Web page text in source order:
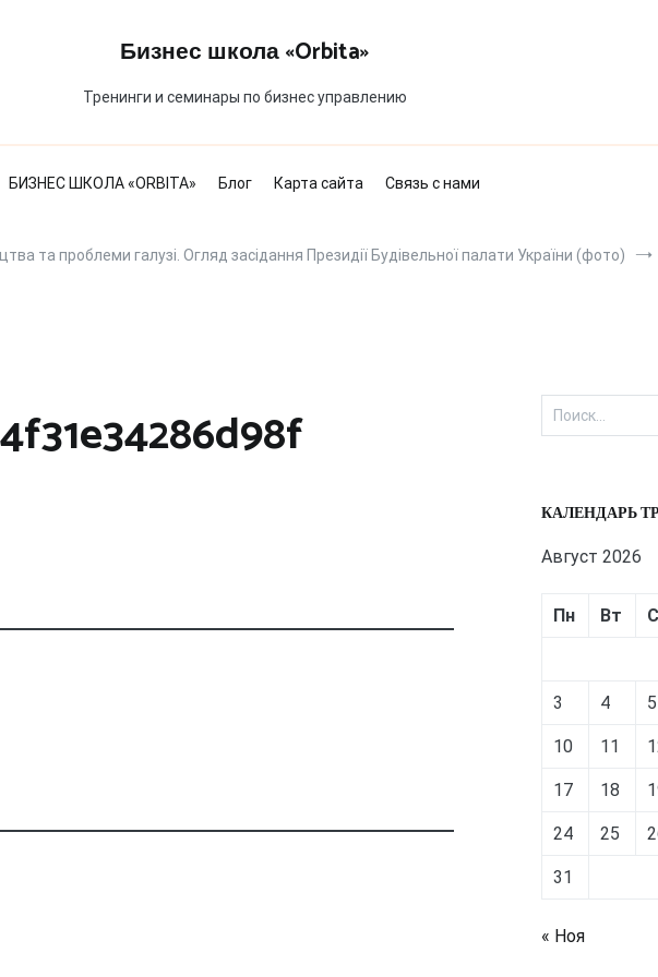
Бизнес школа «Orbita»
Тренинги и семинары по бизнес управлению
БИЗНЕС ШКОЛА «ORBITA» Блог Карта сайта Связь с нами
та проблеми галузі. Огляд засідання Президії Будівельної палати України (фото)
Найти:
КАЛЕНДАРЬ
Август 2026
Пн Вт
3 4 5
10 11
17 18
24 25
31
« Ноя